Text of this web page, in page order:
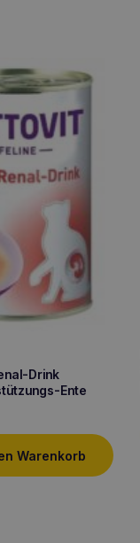
Drink
Ente
Warenkorb